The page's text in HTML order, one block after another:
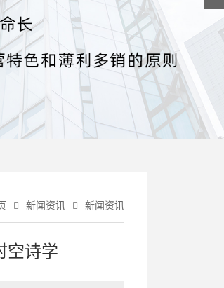
新闻资讯 新闻资讯
空诗学